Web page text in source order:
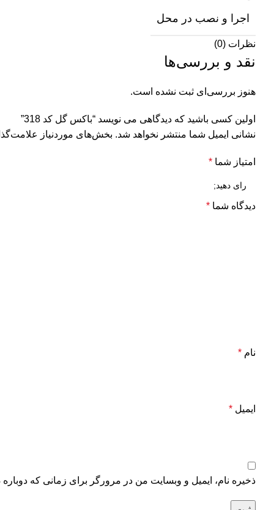
اجرا و نصب در محل
نظرات (0)
نقد و بررسی‌ها
هنوز بررسی‌ای ثبت نشده است.
اولین کسی باشید که دیدگاهی می نویسد “باکس گل کد 318”
نشانی ایمیل شما منتشر نخواهد شد. بخش‌های موردنیاز
امتیاز شما *
دیدگاه شما *
نام *
ایمیل *
ذخیره نام، ایمیل و وبسایت من در مرورگر برای زمانی که